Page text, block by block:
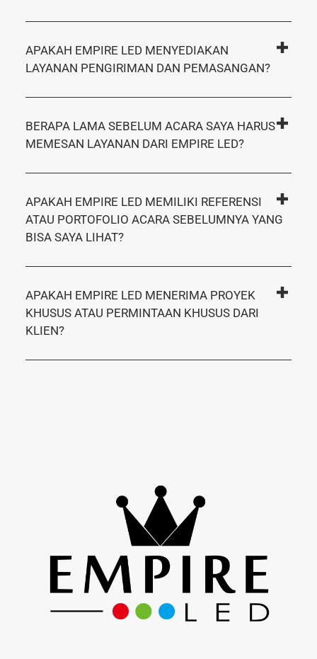
APAKAH EMPIRE LED MENYEDIAKAN
LAYANAN PENGIRIMAN DAN PEMASANGAN?
BERAPA LAMA SEBELUM ACARA SAYA HARUS
MEMESAN LAYANAN DARI EMPIRE LED?
APAKAH EMPIRE LED MEMILIKI REFERENSI
ATAU PORTOFOLIO ACARA SEBELUMNYA YANG
BISA SAYA LIHAT?
APAKAH EMPIRE LED MENERIMA PROYEK
KHUSUS ATAU PERMINTAAN KHUSUS DARI
KLIEN?